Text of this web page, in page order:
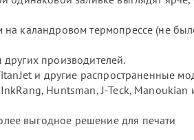
каландровом термопрессе (не
производителей.
и другие распространенные
Huntsman, J-Teck, Manoukian
выгодное решение для печати